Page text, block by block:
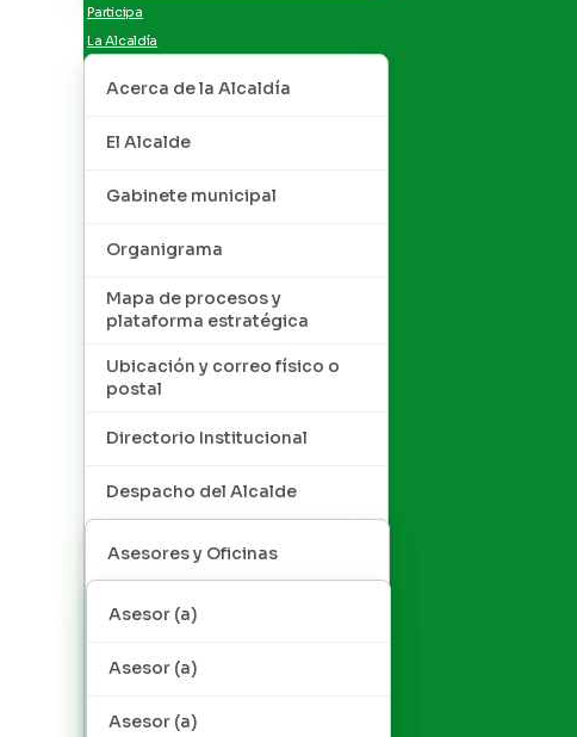
Participa
La Alcaldía
Acerca de la Alcaldía
El Alcalde
Gabinete municipal
Organigrama
Mapa de procesos y
plataforma estratégica
Ubicación y correo físico o
postal
Directorio Institucional
Despacho del Alcalde
Asesores y Oficinas
Asesor (a)
Asesor (a)
Asesor (a)